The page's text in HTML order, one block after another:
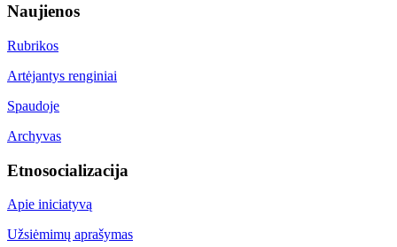
Naujienos
Rubrikos
Artėjantys renginiai
Spaudoje
Archyvas
Etnosocializacija
Apie iniciatyvą
Užsiėmimų aprašymas